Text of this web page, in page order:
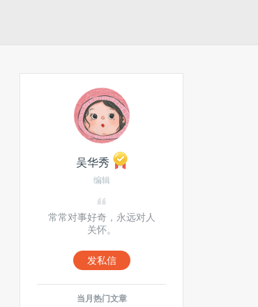
吴华秀
编辑
常常对事好奇，永远对人
关怀。
发私信
当月热门文章